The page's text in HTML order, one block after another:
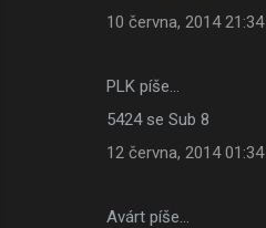
10 června, 2014 21:34
PLK píše…
5424 se Sub 8
12 června, 2014 01:34
Avárt píše…